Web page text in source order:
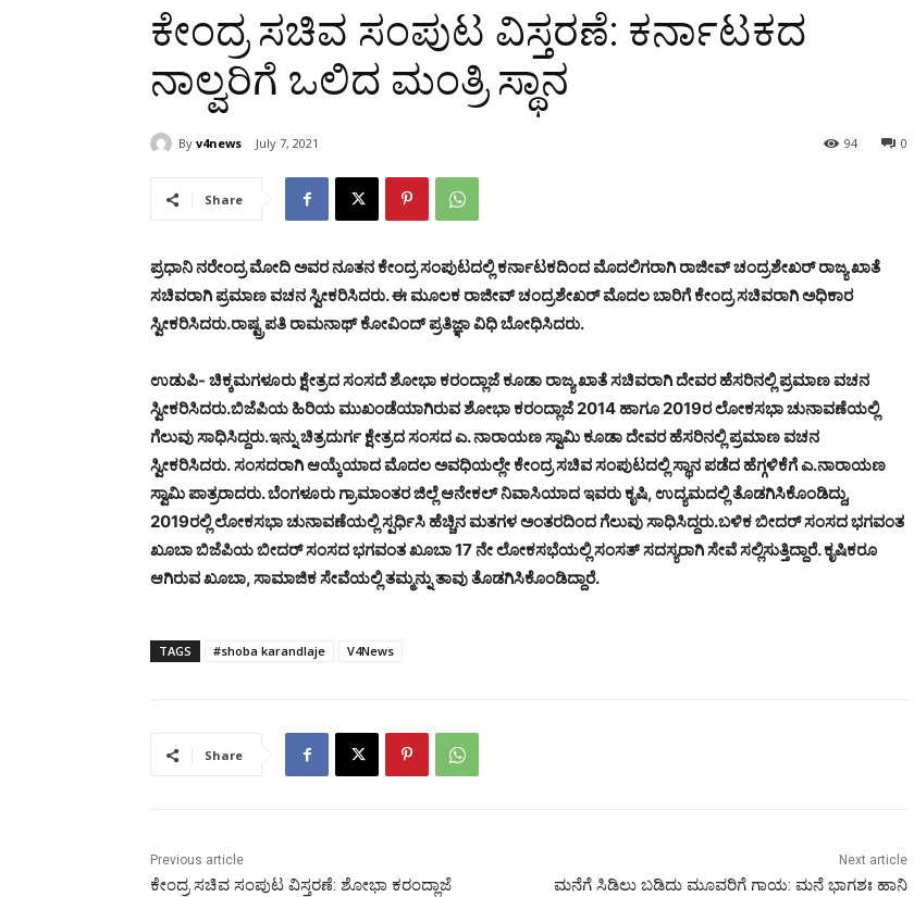
ಕೇಂದ್ರ ಸಚಿವ ಸಂಪುಟ ವಿಸ್ತರಣೆ: ಕರ್ನಾಟಕದ
ನಾಲ್ವರಿಗೆ ಒಲಿದ ಮಂತ್ರಿ ಸ್ಥಾನ
By v4news July 7, 2021 0
94
Share
ಪ್ರಧಾನಿ ನರೇಂದ್ರ ಮೋದಿ ಅವರ ನೂತನ ಕೇಂದ್ರ ಸಂಪುಟದಲ್ಲಿ ಕರ್ನಾಟಕದಿಂದ ಮೊದಲಿಗರಾಗಿ ರಾಜೀವ್ ಚಂದ್ರಶೇಖರ್ ರಾಜ್ಯ ಖಾತೆ
ಸಚಿವರಾಗಿ ಪ್ರಮಾಣ ವಚನ ಸ್ವೀಕರಿಸಿದರು. ಈ ಮೂಲಕ ರಾಜೀವ್ ಚಂದ್ರಶೇಖರ್ ಮೊದಲ ಬಾರಿಗೆ ಕೇಂದ್ರ ಸಚಿವರಾಗಿ ಅಧಿಕಾರ
ಸ್ವೀಕರಿಸಿದರು.ರಾಷ್ಟ್ರಪತಿ ರಾಮನಾಥ್ ಕೋವಿಂದ್ ಪ್ರತಿಜ್ಞಾ ವಿಧಿ ಬೋಧಿಸಿದರು.
ಉಡುಪಿ- ಚಿಕ್ಕಮಗಳೂರು ಕ್ಷೇತ್ರದ ಸಂಸದೆ ಶೋಭಾ ಕರಂದ್ಲಾಜೆ ಕೂಡಾ ರಾಜ್ಯ ಖಾತೆ ಸಚಿವರಾಗಿ ದೇವರ ಹೆಸರಿನಲ್ಲಿ ಪ್ರಮಾಣ ವಚನ
ಸ್ವೀಕರಿಸಿದರು.ಬಿಜೆಪಿಯ ಹಿರಿಯ ಮುಖಂಡೆಯಾಗಿರುವ ಶೋಭಾ ಕರಂದ್ಲಾಜೆ 2014 ಹಾಗೂ 2019ರ ಲೋಕಸಭಾ ಚುನಾವಣೆಯಲ್ಲಿ
ಗೆಲುವು ಸಾಧಿಸಿದ್ದರು.ಇನ್ನು ಚಿತ್ರದುರ್ಗ ಕ್ಷೇತ್ರದ ಸಂಸದ ಎ. ನಾರಾಯಣ ಸ್ವಾಮಿ ಕೂಡಾ ದೇವರ ಹೆಸರಿನಲ್ಲಿ ಪ್ರಮಾಣ ವಚನ
ಸ್ವೀಕರಿಸಿದರು. ಸಂಸದರಾಗಿ ಆಯ್ಕೆಯಾದ ಮೊದಲ ಅವಧಿಯಲ್ಲೇ ಕೇಂದ್ರ ಸಚಿವ ಸಂಪುಟದಲ್ಲಿ ಸ್ಥಾನ ಪಡೆದ ಹೆಗ್ಗಳಿಕೆಗೆ ಎ.ನಾರಾಯಣ
ಸ್ವಾಮಿ ಪಾತ್ರರಾದರು. ಬೆಂಗಳೂರು ಗ್ರಾಮಾಂತರ ಜಿಲ್ಲೆ ಆನೇಕಲ್ ನಿವಾಸಿಯಾದ ಇವರು ಕೃಷಿ, ಉದ್ಯಮದಲ್ಲಿ ತೊಡಗಿಸಿಕೊಂಡಿದ್ದು,
2019ರಲ್ಲಿ ಲೋಕಸಭಾ ಚುನಾವಣೆಯಲ್ಲಿ ಸ್ಪರ್ಧಿಸಿ ಹೆಚ್ಚಿನ ಮತಗಳ ಅಂತರದಿಂದ ಗೆಲುವು ಸಾಧಿಸಿದ್ದರು.ಬಳಿಕ ಬೀದರ್ ಸಂಸದ ಭಗವಂತ
ಖೂಬಾ ಬಿಜೆಪಿಯ ಬೀದರ್ ಸಂಸದ ಭಗವಂತ ಖೂಬಾ 17 ನೇ ಲೋಕಸಭೆಯಲ್ಲಿ ಸಂಸತ್ ಸದಸ್ಯರಾಗಿ ಸೇವೆ ಸಲ್ಲಿಸುತ್ತಿದ್ದಾರೆ. ಕೃಷಿಕರೂ
ಆಗಿರುವ ಖೂಬಾ, ಸಾಮಾಜಿಕ ಸೇವೆಯಲ್ಲಿ ತಮ್ಮನ್ನು ತಾವು ತೊಡಗಿಸಿಕೊಂಡಿದ್ದಾರೆ.
TAGS #shoba karandlaje V4News
Share
Previous article
ಕೇಂದ್ರ ಸಚಿವ ಸಂಪುಟ ವಿಸ್ತರಣೆ: ಶೋಭಾ ಕರಂದ್ಲಾಜೆ
Next article
ಮನೆಗೆ ಸಿಡಿಲು ಬಡಿದು ಮೂವರಿಗೆ ಗಾಯ: ಮನೆ ಭಾಗಶಃ ಹಾನಿ